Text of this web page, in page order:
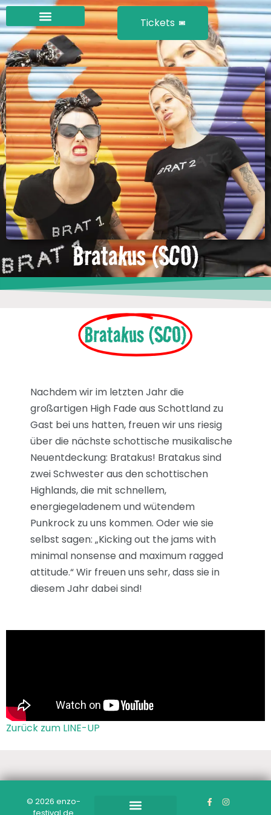
Tickets
Bratakus (SCO)
Bratakus (SCO)
Nachdem wir im letzten Jahr die
großartigen High Fade aus Schottland zu
Gast bei uns hatten, freuen wir uns riesig
über die nächste schottische musikalische
Neuentdeckung: Bratakus! Bratakus sind
zwei Schwester aus den schottischen
Highlands, die mit schnellem,
energiegeladenem und wütendem
Punkrock zu uns kommen. Oder wie sie
selbst sagen: „Kicking out the jams with
minimal nonsense and maximum ragged
attitude.“ Wir freuen uns sehr, dass sie in
diesem Jahr dabei sind!
Zurück zum LINE-UP
© 2026 enzo-